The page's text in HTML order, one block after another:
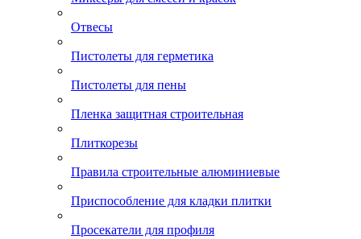
Отвесы
Пистолеты для герметика
Пистолеты для пены
Пленка защитная строительная
Плиткорезы
Правила строительные алюминиевые
Приспособление для кладки плитки
Просекатели для профиля